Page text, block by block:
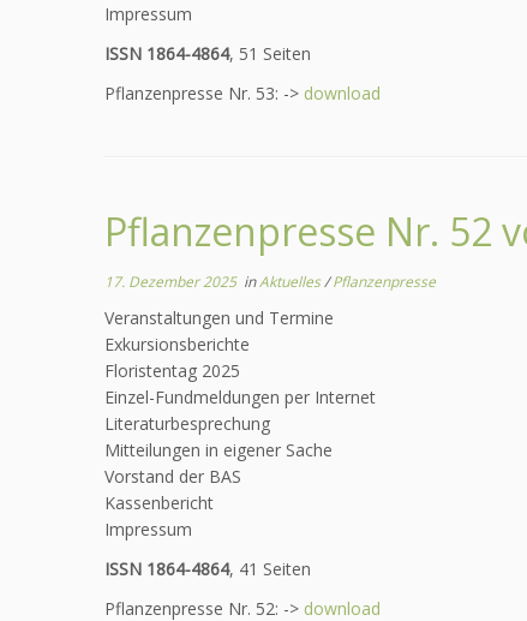
Impressum
ISSN 1864-4864, 51 Seiten
Pflanzenpresse Nr. 53: -> download
Pflanzenpresse Nr. 52
17. Dezember 2025inAktuelles/Pflanzenpresse
Veranstaltungen und Termine
Exkursionsberichte
Floristentag 2025
Einzel-Fundmeldungen per Internet
Literaturbesprechung
Mitteilungen in eigener Sache
Vorstand der BAS
Kassenbericht
Impressum
ISSN 1864-4864, 41 Seiten
Pflanzenpresse Nr. 52: -> download